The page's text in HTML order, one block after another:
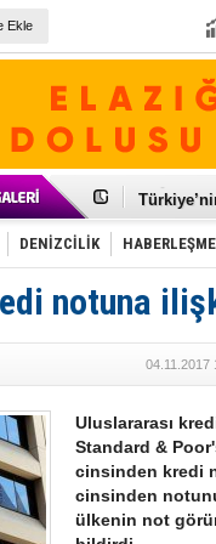
Ekle
BMW,
Kiralık
VW'de
İzmir-
Toyota
Otomobil
HAVAŞ
İran'a ait
'Jet
Rus
DENİZCİLİK HABERLEŞME
notuna
04.11.2017
Uluslararası
Standard &
cinsinden kredi
cinsinden
ülkenin not